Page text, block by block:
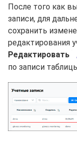
После того как
записи, для
сохранить
редактирования
Редактировать
по записи